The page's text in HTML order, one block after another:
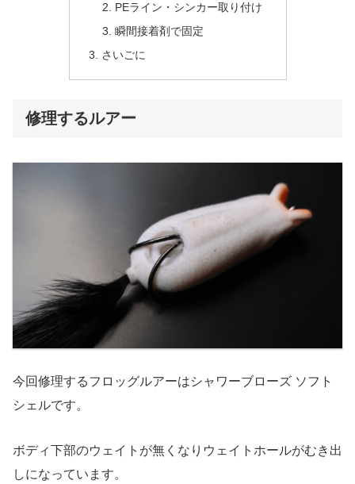
PEライン・シンカー取り付け
瞬間接着剤で固定
さいごに
修理するルアー
今回修理するフロッグルアーはシャワーブローズ ソフト
シェルです。
ボディ下部のウェイトが無くなりウェイトホールがむき出
しになっています。